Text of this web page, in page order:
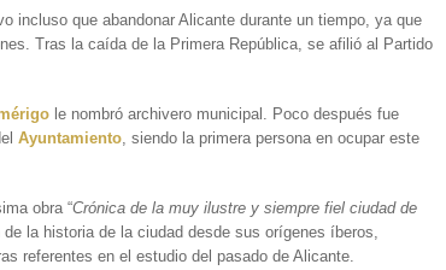
incluso que abandonar Alicante durante un tiempo, ya que
Tras la caída de la Primera República, se afilió al Partido
le nombró archivero municipal. Poco después fue
Ayuntamiento, siendo la primera persona en ocupar este
obra “Crónica de la muy ilustre y siempre fiel ciudad de
de la historia de la ciudad desde sus orígenes íberos,
referentes en el estudio del pasado de Alicante.